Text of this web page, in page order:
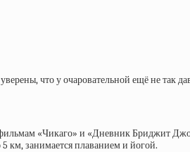
что у очаровательной ещё не
«Чикаго» и «Дневник Бриджит
км, занимается плаванием и йогой.